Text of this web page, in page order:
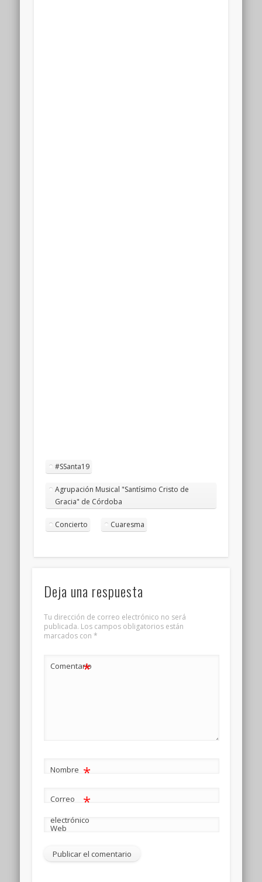
#SSanta19
Agrupación Musical "Santísimo Cristo de
Gracia" de Córdoba
Concierto Cuaresma
Deja una respuesta
Tu dirección de correo electrónico no será
publicada. Los campos obligatorios están
marcados con *
Comentario
*
Nombre *
Correo
electrónico
*
Web